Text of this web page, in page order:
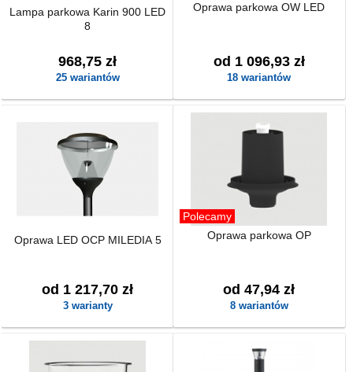
Lampa parkowa Karin 900 LED
8
968,75 zł
25 wariantów
Oprawa parkowa OW LED
od 1 096,93 zł
18 wariantów
Oprawa LED OCP MILEDIA 5
od 1 217,70 zł
3 warianty
Polecamy
Oprawa parkowa OP
od 47,94 zł
8 wariantów